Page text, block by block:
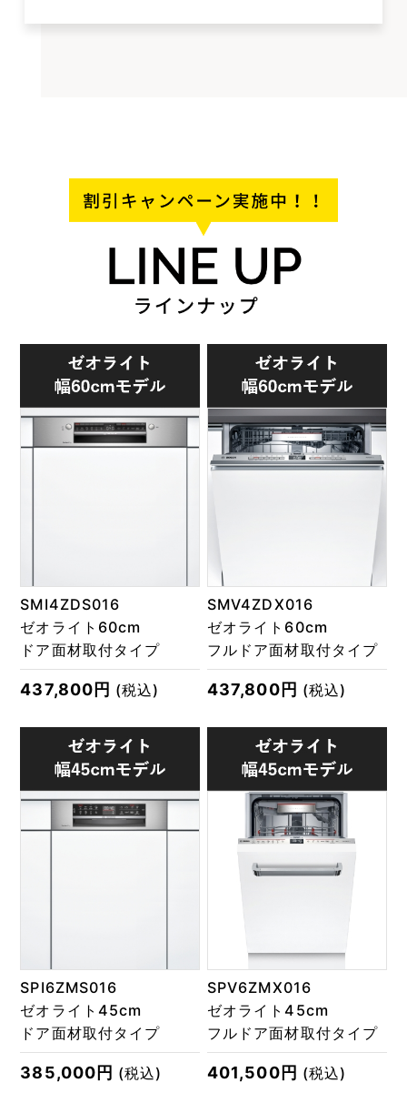
SMI4ZDS016
ゼオライト60cm
ドア面材取付タイプ
437,800円 (税込)
SMV4ZDX016
ゼオライト60cm
フルドア面材取付タイプ
437,800円 (税込)
SPI6ZMS016
ゼオライト45cm
ドア面材取付タイプ
385,000円 (税込)
SPV6ZMX016
ゼオライト45cm
フルドア面材取付タイプ
401,500円 (税込)